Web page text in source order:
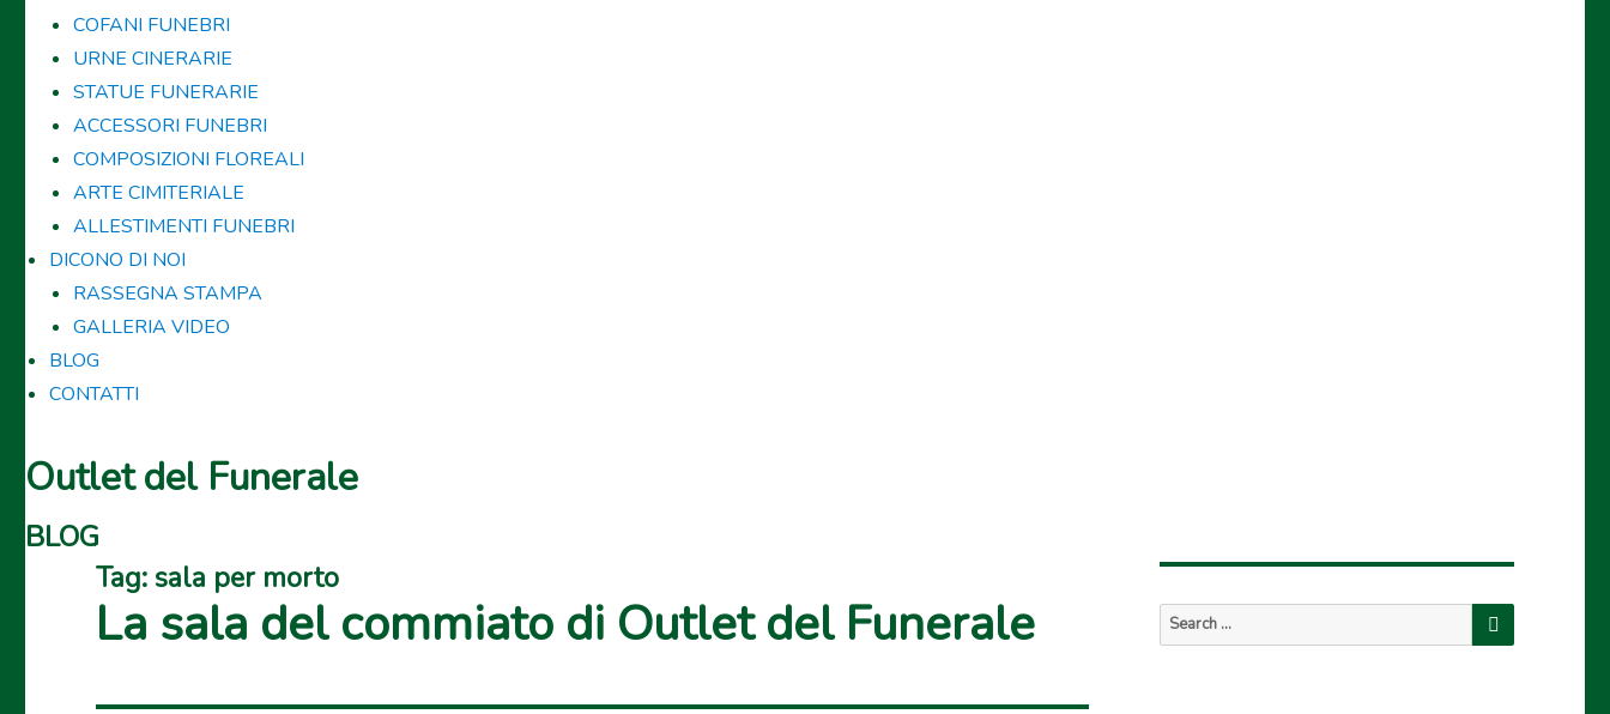
COFANI FUNEBRI
URNE CINERARIE
STATUE FUNERARIE
ACCESSORI FUNEBRI
COMPOSIZIONI FLOREALI
ARTE CIMITERIALE
ALLESTIMENTI FUNEBRI
DICONO DI NOI
RASSEGNA STAMPA
GALLERIA VIDEO
BLOG
CONTATTI
Outlet del Funerale
BLOG
Tag: sala per morto
La sala del commiato di Outlet del Funerale
Search
SEARCH